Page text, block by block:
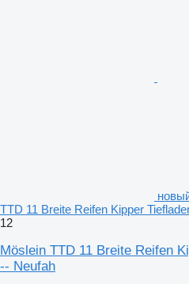
TTD 11 Breite Reifen Kipper
12
Möslein TTD 11 Breite Reifen
-- Neufah